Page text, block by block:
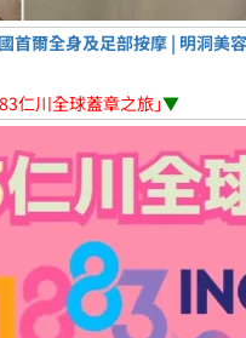
首爾全身及足部按摩 | 明洞美
仁川全球蓋章之旅」▼